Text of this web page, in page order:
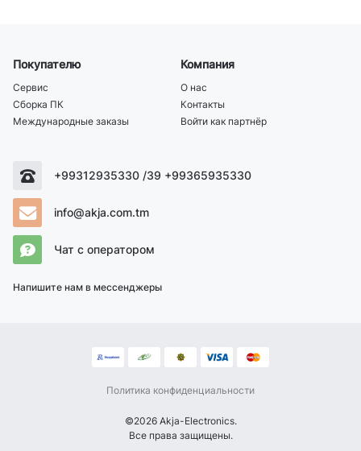
Покупателю
Сервис
Сборка ПК
Международные заказы
Компания
О нас
Контакты
Войти как партнёр
+99312935330 /39 +99365935330
info@akja.com.tm
Чат с оператором
Напишите нам в мессенджеры
Политика конфиденциальности
©2026 Akja-Electronics.
Все права защищены.